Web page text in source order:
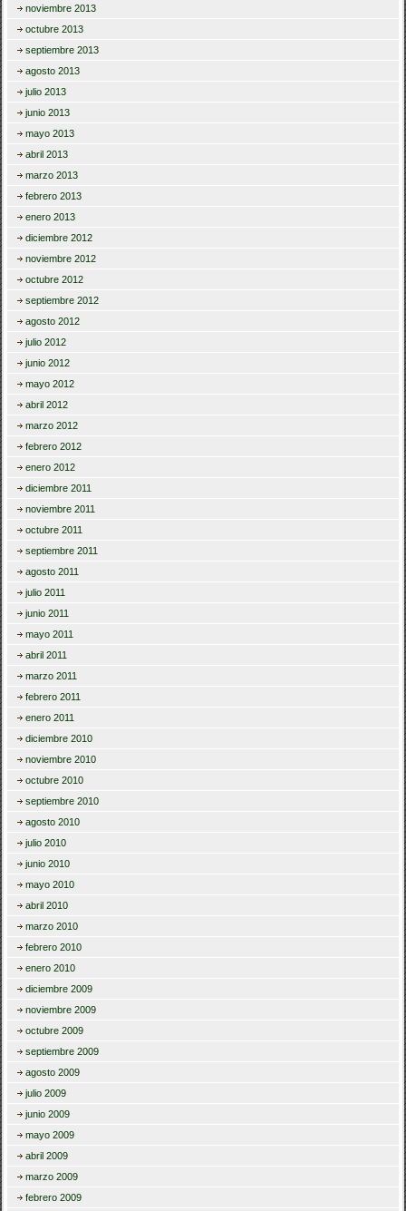
noviembre 2013
octubre 2013
septiembre 2013
agosto 2013
julio 2013
junio 2013
mayo 2013
abril 2013
marzo 2013
febrero 2013
enero 2013
diciembre 2012
noviembre 2012
octubre 2012
septiembre 2012
agosto 2012
julio 2012
junio 2012
mayo 2012
abril 2012
marzo 2012
febrero 2012
enero 2012
diciembre 2011
noviembre 2011
octubre 2011
septiembre 2011
agosto 2011
julio 2011
junio 2011
mayo 2011
abril 2011
marzo 2011
febrero 2011
enero 2011
diciembre 2010
noviembre 2010
octubre 2010
septiembre 2010
agosto 2010
julio 2010
junio 2010
mayo 2010
abril 2010
marzo 2010
febrero 2010
enero 2010
diciembre 2009
noviembre 2009
octubre 2009
septiembre 2009
agosto 2009
julio 2009
junio 2009
mayo 2009
abril 2009
marzo 2009
febrero 2009